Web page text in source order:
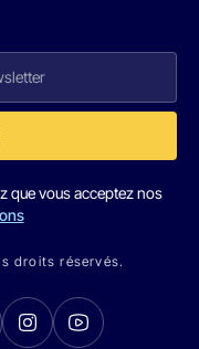
que vous acceptez nos
droits réservés.